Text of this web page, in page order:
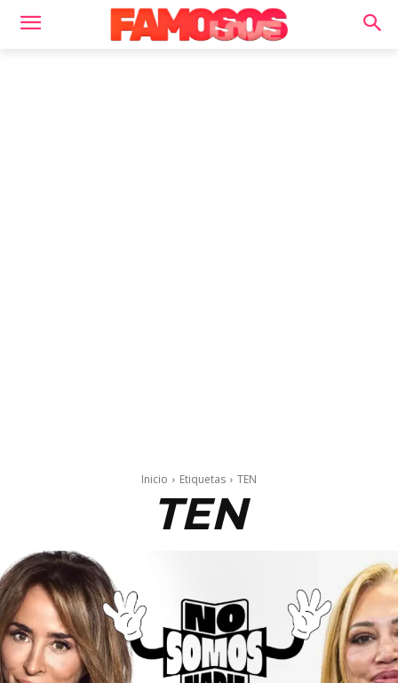
Inicio Etiquetas TEN
TEN